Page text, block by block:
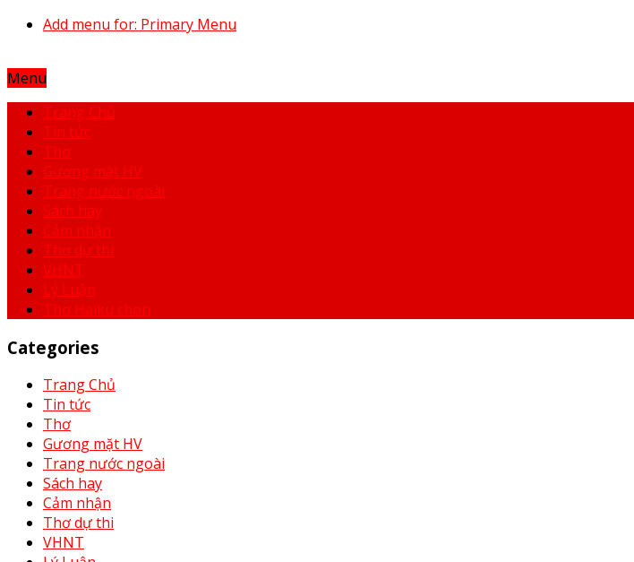
Add menu for: Primary Menu
Menu
Trang Chủ
Tin tức
Thơ
Gương mặt HV
Trang nước ngoài
Sách hay
Cảm nhận
Thơ dự thi
VHNT
Lý Luận
Thơ Haiku chọn
Categories
Trang Chủ
Tin tức
Thơ
Gương mặt HV
Trang nước ngoài
Sách hay
Cảm nhận
Thơ dự thi
VHNT